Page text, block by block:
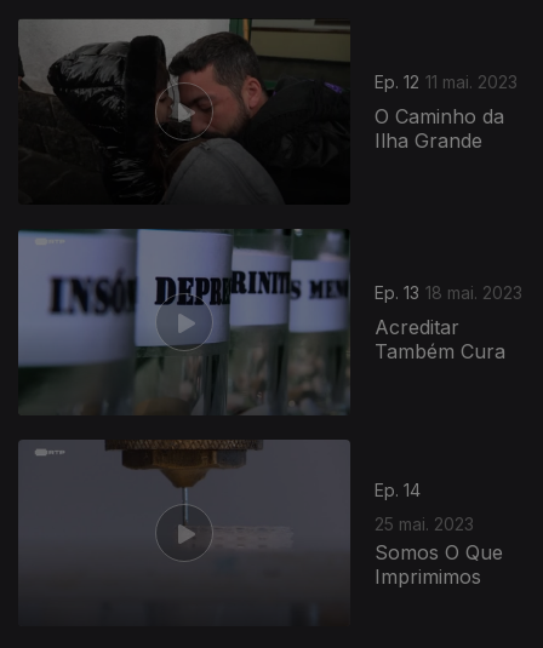
Ep. 12 11 mai. 2023
O Caminho da
Ilha Grande
Ep. 13 18 mai. 2023
Acreditar
Também Cura
Ep. 14
25 mai. 2023
Somos O Que
Imprimimos